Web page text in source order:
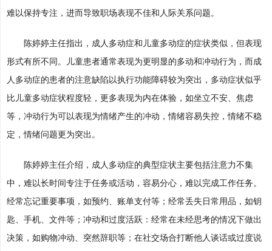
难以保持专注，进而导致职场表现不佳和人际关系问题。
陈婷婷主任指出，成人多动症和儿童多动症的症状类似，但表现
形式有所不同。儿童患者通常表现为更明显的多动和冲动行为，而成
人多动症的患者的注意缺陷以执行功能障碍较为突出，多动症状似乎
比儿童多动症状程度轻，更多表现为内在体验，如坐立不安、焦虑
等，冲动行为可以表现为情绪产生的冲动，情绪容易失控，情绪不稳
定，情绪问题更为突出。
陈婷婷主任介绍，成人多动症的典型症状主要包括注意力不集
中，难以长时间专注于任务或活动，容易分心，难以完成工作任务。
经常忘记重要事项，如预约、账单支付等；经常丢失日常用品，如钥
匙、手机、文件等；冲动和过度活跃：经常在未经思考的情况下做出
决策，如购物冲动、突然辞职等；在社交场合打断他人谈话或过度说